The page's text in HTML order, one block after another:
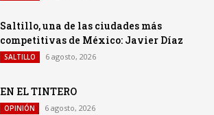
Saltillo, una de las ciudades más
competitivas de México: Javier Díaz
SALTILLO 6 agosto, 2026
EN EL TINTERO
OPINIÓN 6 agosto, 2026